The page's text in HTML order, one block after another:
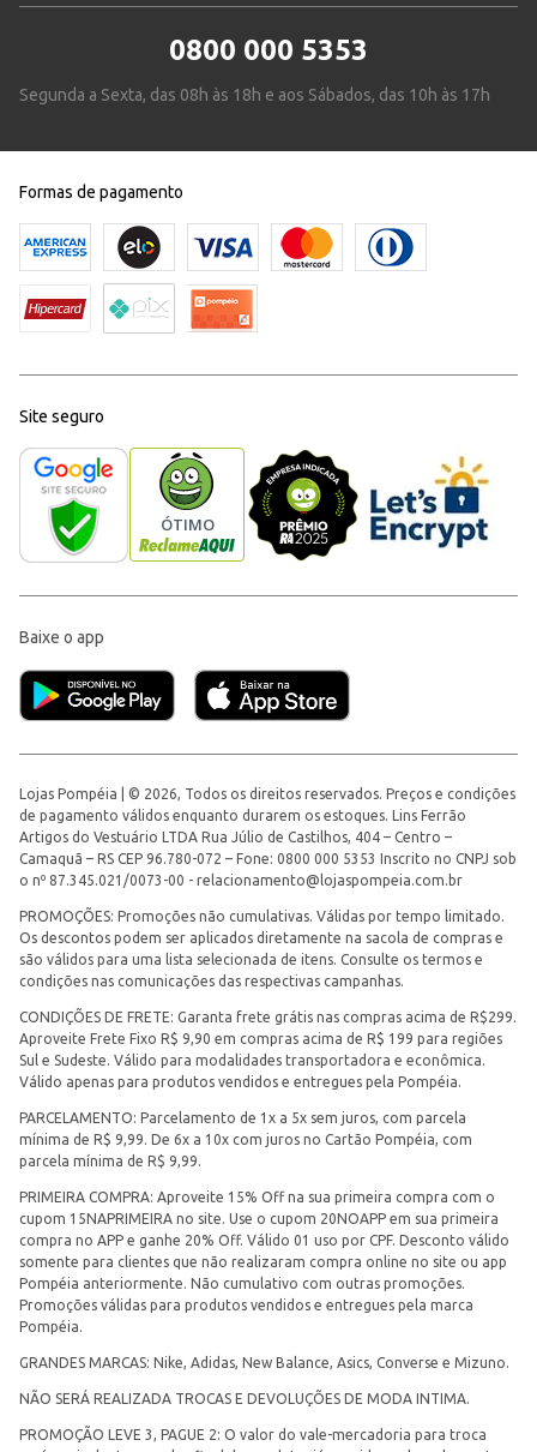
0800 000 5353
Segunda a Sexta, das 08h às 18h e aos Sábados, das 10h às 17h
Formas de pagamento
Site seguro
Baixe o app
Lojas Pompéia | © 2026, Todos os direitos reservados. Preços e condições
de pagamento válidos enquanto durarem os estoques. Lins Ferrão
Artigos do Vestuário LTDA Rua Júlio de Castilhos, 404 – Centro –
Camaquã – RS CEP 96.780-072 – Fone: 0800 000 5353 Inscrito no CNPJ sob
o nº 87.345.021/0073-00 - relacionamento@lojaspompeia.com.br
PROMOÇÕES: Promoções não cumulativas. Válidas por tempo limitado.
Os descontos podem ser aplicados diretamente na sacola de compras e
são válidos para uma lista selecionada de itens. Consulte os termos e
condições nas comunicações das respectivas campanhas.
CONDIÇÕES DE FRETE: Garanta frete grátis nas compras acima de R$299.
Aproveite Frete Fixo R$ 9,90 em compras acima de R$ 199 para regiões
Sul e Sudeste. Válido para modalidades transportadora e econômica.
Válido apenas para produtos vendidos e entregues pela Pompéia.
PARCELAMENTO: Parcelamento de 1x a 5x sem juros, com parcela
mínima de R$ 9,99. De 6x a 10x com juros no Cartão Pompéia, com
parcela mínima de R$ 9,99.
PRIMEIRA COMPRA: Aproveite 15% Off na sua primeira compra com o
cupom 15NAPRIMEIRA no site. Use o cupom 20NOAPP em sua primeira
compra no APP e ganhe 20% Off. Válido 01 uso por CPF. Desconto válido
somente para clientes que não realizaram compra online no site ou app
Pompéia anteriormente. Não cumulativo com outras promoções.
Promoções válidas para produtos vendidos e entregues pela marca
Pompéia.
GRANDES MARCAS: Nike, Adidas, New Balance, Asics, Converse e Mizuno.
NÃO SERÁ REALIZADA TROCAS E DEVOLUÇÕES DE MODA INTIMA.
PROMOÇÃO LEVE 3, PAGUE 2: O valor do vale-mercadoria para troca